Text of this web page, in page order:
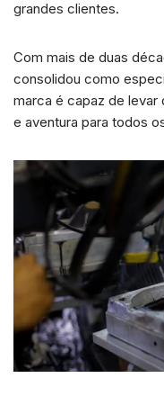
grandes clientes.
Com mais de duas
consolidou como
marca é capaz de
e aventura para todos